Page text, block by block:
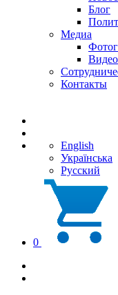
Блог
Медиа
Видео
Контакты
English
Українська
Русский
0